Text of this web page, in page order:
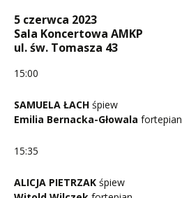
5 czerwca 2023
Sala Koncertowa AMKP
ul. św. Tomasza 43
15:00
SAMUELA ŁACH śpiew
Emilia Bernacka-Głowala fortepian
15:35
ALICJA PIETRZAK śpiew